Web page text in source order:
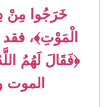
خَرَجُوا مِنْ
الْمَوْتِ﴾،
الموت